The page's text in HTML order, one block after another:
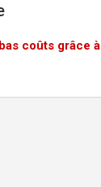
coûts grâce à